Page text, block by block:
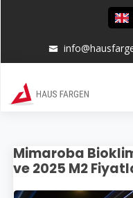
Mimaroba
ve 2025 M2